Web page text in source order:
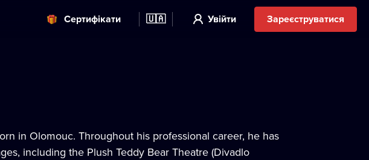
Cертифікати 🇺🇦 Увійти Зареєструватися
in Olomouc. Throughout his professional career, he has
including the Plush Teddy Bear Theatre (Divadlo